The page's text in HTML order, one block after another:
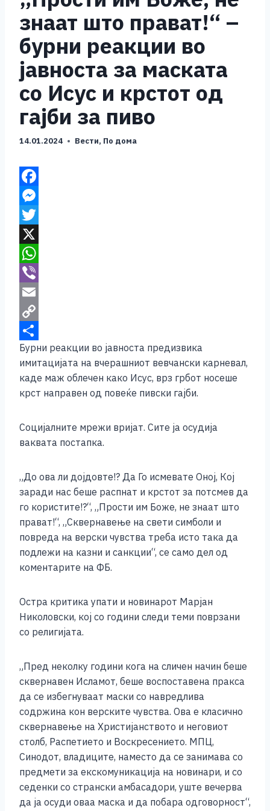
знаат што прават!“ –
бурни реакции во
јавноста за маската
со Исус и крстот од
гајби за пиво
14.01.2024 Вести, По дома
F
a
c
e
b
o
o
k
M
e
s
s
e
n
g
e
r
T
w
t
t
e
r
X
W
h
a
s
A
p
V
b
e
r
E
m
a
i
l
C
o
p
y
i
n
S
h
a
e
Бурни реакции во јавноста предизвика
имитацијата на вчерашниот вевчански карневал,
каде маж облечен како Исус, врз грбот носеше
крст направен од повеќе пивски гајби.
Социјалните мрежи вријат. Сите ја осудија
ваквата постапка.
„До ова ли дојдовте!? Да Го исмевате Оној, Кој
заради нас беше распнат и крстот за потсмев да
го користите!?“, „Прости им Боже, не знаат што
прават!“, „Сквернавење на свети симболи и
повреда на верски чувства треба исто така да
подлежи на казни и санкции“, се само дел од
коментарите на ФБ.
Остра критика упати и новинарот Марјан
Николовски, кој со години следи теми поврзани
со религијата.
„Пред неколку години кога на сличен начин беше
сквернавен Исламот, беше воспоставена пракса
да се избегнуваат маски со навредлива
содржина кон верските чувства. Ова е класично
сквернавење на Христијанството и неговиот
столб, Распетието и Воскресението. МПЦ,
Синодот, владиците, наместо да се занимава со
предмети за екскомуникација на новинари, и со
седенки со странски амбасадори, уште вечерва
да ја осуди оваа маска и да побара одговорност“,